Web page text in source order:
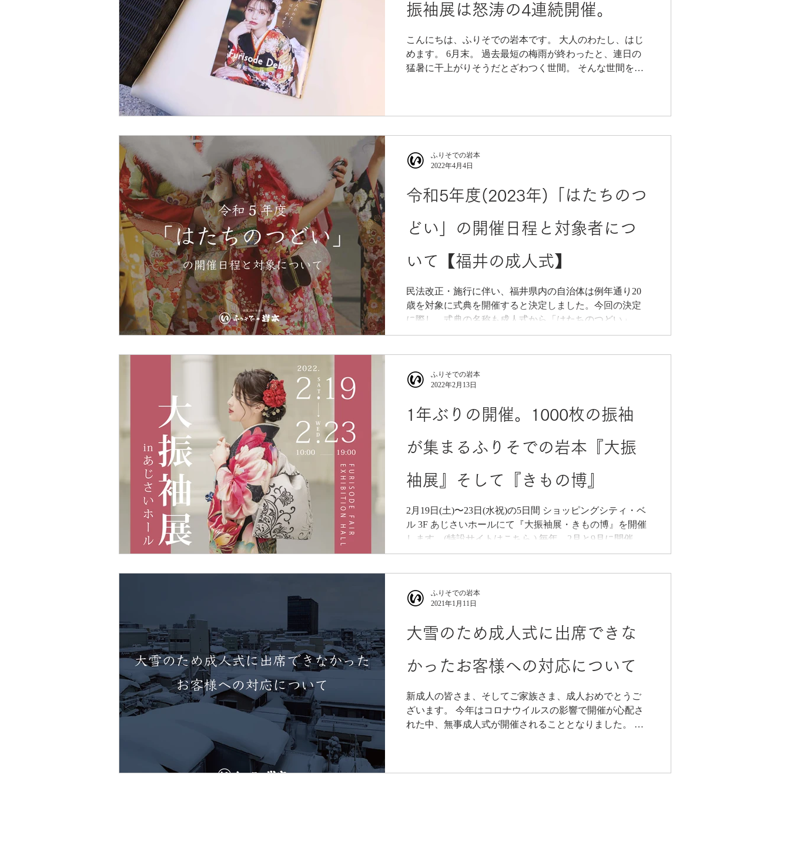
振袖展は怒涛の4連続開催。
こんにちは、ふりそでの岩本です。 大人のわたし、はじ
めます。 6月末。 過去最短の梅雨が終わったと、連日の
猛暑に干上がりそうだとざわつく世間。 そんな世間をを
令和5年度(2023年)「はたちのつ
どい」の開催日程と対象者につ
いて【福井の成人式】
民法改正・施行に伴い、福井県内の自治体は例年通り20
歳を対象に式典を開催すると決定しました。今回の決定
に際し、式典の名称も成人式から「はたちのつどい」へ
と変更となりました。(仮称・未定の自治体もあり)
ふりそでの岩本
2022年4月4日
1年ぶりの開催。1000枚の振袖
が集まるふりそでの岩本『大振
袖展』そして『きもの博』
2月19日(土)〜23日(水祝)の5日間 ショッピングシティ・ベ
ル 3F あじさいホールにて『大振袖展・きもの博』を開催
します。(特設サイトはこちら ) 毎年、2月と9月に開催し
ているのですが、去年の夏はあじさいホールがワクチン
ふりそでの岩本
2022年2月13日
大雪のため成人式に出席できな
かったお客様への対応について
新成人の皆さま、そしてご家族さま、成人おめでとうご
ざいます。 今年はコロナウイルスの影響で開催が心配さ
れた中、無事成人式が開催されることとなりました。 ほ
ふりそでの岩本
2021年1月11日